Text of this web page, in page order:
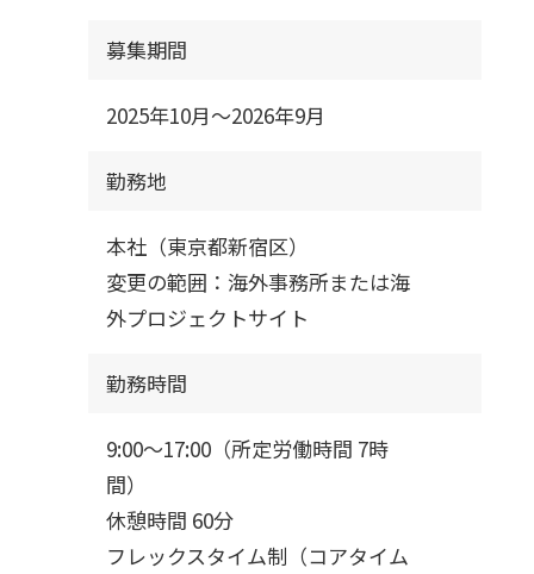
募集期間
2025年10月～2026年9月
勤務地
本社（東京都新宿区）
変更の範囲：海外事務所または海
外プロジェクトサイト
勤務時間
9:00～17:00（所定労働時間 7時
間）
休憩時間 60分
フレックスタイム制（コアタイム